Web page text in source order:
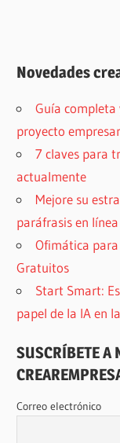
Novedades
Guía
proyecto
7 claves para
actualmente
Mejore su
paráfrasis en línea
Ofimática para
Gratuitos
Start Smart:
papel de la IA en
SUSCRÍBETE A
Correo electrónico